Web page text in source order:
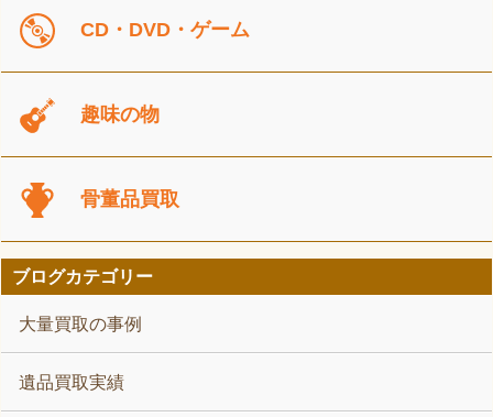
CD・DVD・ゲーム
趣味の物
骨董品買取
ブログカテゴリー
大量買取の事例
遺品買取実績